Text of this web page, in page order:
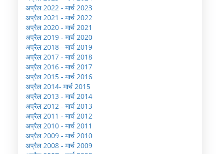
अप्रैल 2022 - मार्च 2023
अप्रैल 2021 - मार्च 2022
अप्रैल 2020 - मार्च 2021
अप्रैल 2019 - मार्च 2020
अप्रैल 2018 - मार्च 2019
अप्रैल 2017 - मार्च 2018
अप्रैल 2016 - मार्च 2017
अप्रैल 2015 - मार्च 2016
अप्रैल 2014- मार्च 2015
अप्रैल 2013 - मार्च 2014
अप्रैल 2012 - मार्च 2013
अप्रैल 2011 - मार्च 2012
अप्रैल 2010 - मार्च 2011
अप्रैल 2009 - मार्च 2010
अप्रैल 2008 - मार्च 2009